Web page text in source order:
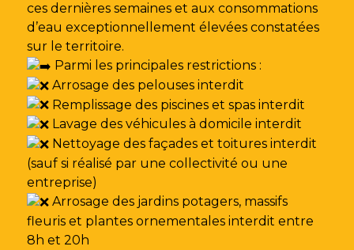
ces dernières semaines et aux consommations
d’eau exceptionnellement élevées constatées
sur le territoire.
Parmi les principales restrictions :
Arrosage des pelouses interdit
Remplissage des piscines et spas interdit
Lavage des véhicules à domicile interdit
Nettoyage des façades et toitures interdit
(sauf si réalisé par une collectivité ou une
entreprise)
Arrosage des jardins potagers, massifs
fleuris et plantes ornementales interdit entre
8h et 20h